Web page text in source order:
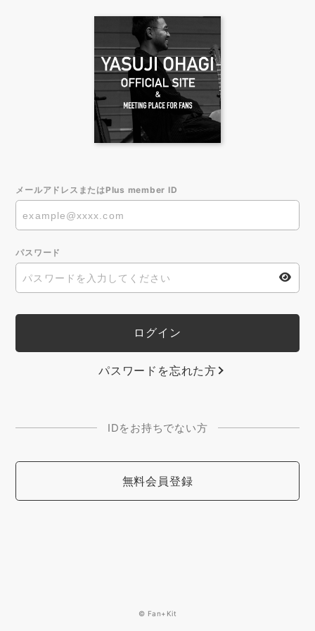
メールアドレスまたはPlus member ID
パスワード
パスワードを忘れた方
IDをお持ちでない方
無料会員登録
© Fan+Kit